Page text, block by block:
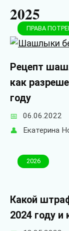
2025
ПРАВА
Рецепт
как
году
06.06.2022
Екатерина
2026
Какой
2024 году и